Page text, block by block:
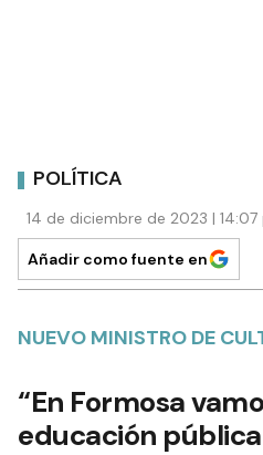
POLÍTICA
14 de diciembre de 2023 |
Añadir como fuente en
NUEVO MINISTRO DE
“En Formosa
educación